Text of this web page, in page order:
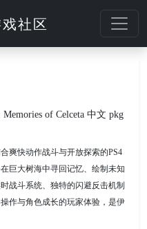
社区
of Celceta 中文 pkg
爽快动作战斗与开放探索的PS4
巨大树海中寻回记忆、绘制未知
战斗系统、独特的闪避反击机制
作与角色成长的玩家体验，是伊